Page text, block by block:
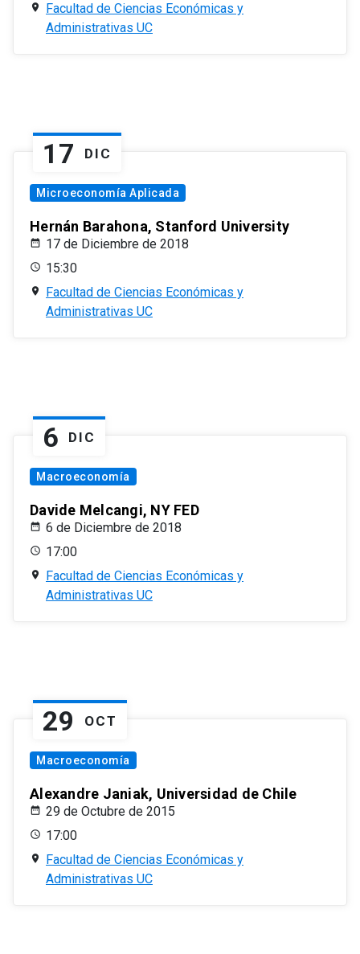
Facultad de Ciencias Económicas y
Administrativas UC
17 DIC
Microeconomía Aplicada
Hernán Barahona, Stanford University
17 de Diciembre de 2018
15:30
Facultad de Ciencias Económicas y
Administrativas UC
6 DIC
Macroeconomía
Davide Melcangi, NY FED
6 de Diciembre de 2018
17:00
Facultad de Ciencias Económicas y
Administrativas UC
29 OCT
Macroeconomía
Alexandre Janiak, Universidad de Chile
29 de Octubre de 2015
17:00
Facultad de Ciencias Económicas y
Administrativas UC